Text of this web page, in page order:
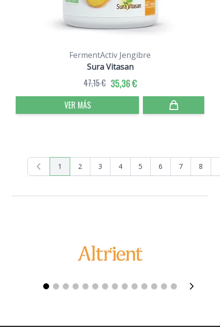
FermentActiv Jengibre
Sura Vitasan
35,36 €
47,15 €
VER MÁS
Actualmente estás leyendo página
1 Página
2 Página
3 Página
4 Página
5 Página
6 Página
7 Página
8